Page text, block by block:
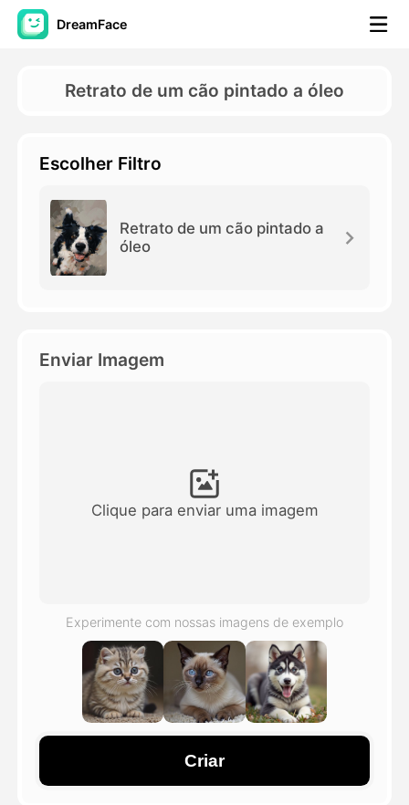
DreamFace
Ferramentas de IA
AI Video
Foto
Outras Ferramentas
Ver todos os modelos
Blog
Retrato de um cão pintado a óleo
Escolher Filtro
Retrato de um cão pintado a
óleo
Enviar Imagem
Clique para enviar uma imagem
Experimente com nossas imagens de exemplo
Criar